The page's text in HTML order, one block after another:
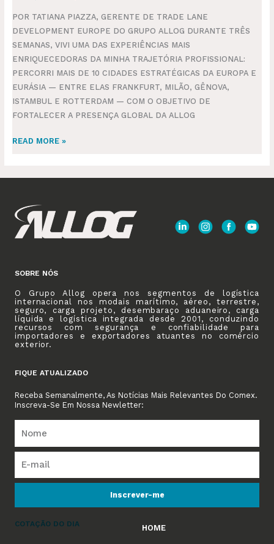
POR TATIANA PIAZZA, GERENTE DE TRADE LANE
DEVELOPMENT EUROPE DO GRUPO ALLOG DURANTE TRÊS
SEMANAS, VIVI UMA DAS EXPERIÊNCIAS MAIS
ENRIQUECEDORAS DA MINHA TRAJETÓRIA PROFISSIONAL:
PERCORRI MAIS DE 10 CIDADES ESTRATÉGICAS DA EUROPA E
EURÁSIA — ENTRE ELAS FRANKFURT, MILÃO, GÊNOVA,
ISTAMBUL E ROTTERDAM — COM O OBJETIVO DE
FORTALECER A PRESENÇA GLOBAL DA ALLOG
READ MORE »
SOBRE NÓS
O Grupo Allog opera nos segmentos de logística
internacional nos modais marítimo, aéreo, terrestre,
seguro, carga projeto, desembaraço aduaneiro, carga
líquida e logística integrada desde 2001, conduzindo
recursos com segurança e confiabilidade para
importadores e exportadores atuantes no comércio
exterior.
FIQUE ATUALIZADO
Receba Semanalmente, As Notícias Mais Relevantes Do Comex.
Inscreva-Se Em Nossa Newletter:
Inscrever-me
COTAÇÃO DO DIA HOME